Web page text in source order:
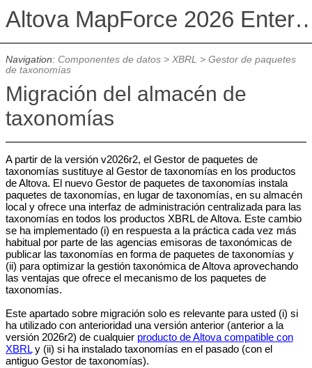
Altova MapForce 2026
Navigation: Componentes de datos> XBRL > Gestor de paquetes
de taxonomías
Migración del almacén de
taxonomías
A partir de la versión v2026r2, el Gestor de paquetes de
taxonomías sustituye al Gestor de taxonomías en los productos
de Altova. El nuevo Gestor de paquetes de taxonomías instala
paquetes de taxonomías, en lugar de taxonomías, en su almacén
local y ofrece una interfaz de administración centralizada para las
taxonomías en todos los productos XBRL de Altova. Este cambio
se ha implementado (i) en respuesta a la práctica cada vez más
habitual por parte de las agencias emisoras de taxonómicas de
publicar las taxonomías en forma de paquetes de taxonomías y
(ii) para optimizar la gestión taxonómica de Altova aprovechando
las ventajas que ofrece el mecanismo de los paquetes de
taxonomías.
Este apartado sobre migración solo es relevante para usted (i) si
ha utilizado con anterioridad una versión anterior (anterior a la
versión 2026r2) de cualquier producto de Altova compatible con
XBRLy (ii) si ha instalado taxonomías en el pasado (con el
antiguo Gestor de taxonomías).